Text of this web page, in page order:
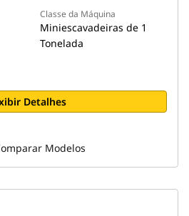
Classe da Máquina
Miniescavadeiras de 1
Tonelada
Detalhes
Modelos